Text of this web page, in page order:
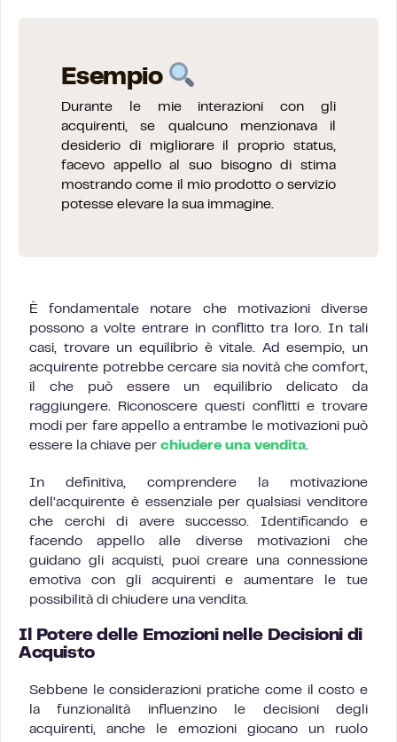
Esempio
Durante le mie interazioni con gli
acquirenti, se qualcuno menzionava il
desiderio di migliorare il proprio status,
facevo appello al suo bisogno di stima
mostrando come il mio prodotto o servizio
potesse elevare la sua immagine.
È fondamentale notare che motivazioni diverse
possono a volte entrare in conflitto tra loro. In tali
casi, trovare un equilibrio è vitale. Ad esempio, un
acquirente potrebbe cercare sia novità che comfort,
il che può essere un equilibrio delicato da
raggiungere. Riconoscere questi conflitti e trovare
modi per fare appello a entrambe le motivazioni può
essere la chiave per chiudere una vendita.
In definitiva, comprendere la motivazione
dell’acquirente è essenziale per qualsiasi venditore
che cerchi di avere successo. Identificando e
facendo appello alle diverse motivazioni che
guidano gli acquisti, puoi creare una connessione
emotiva con gli acquirenti e aumentare le tue
possibilità di chiudere una vendita.
Il Potere delle Emozioni nelle Decisioni di
Acquisto
Sebbene le considerazioni pratiche come il costo e
la funzionalità influenzino le decisioni degli
acquirenti, anche le emozioni giocano un ruolo